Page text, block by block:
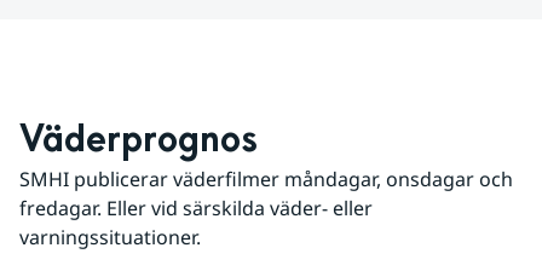
Väderprognos
SMHI publicerar väderfilmer måndagar, onsdagar och
fredagar. Eller vid särskilda väder- eller
varningssituationer.